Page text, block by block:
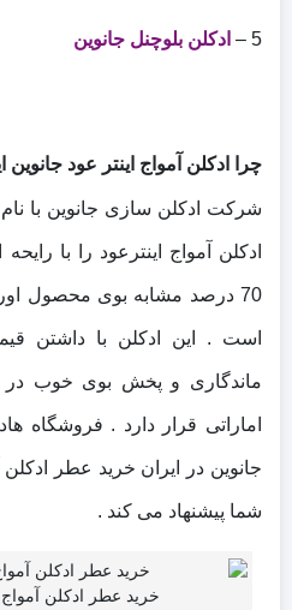
5 – ادکلن بلوچنل جانوین
چرا ادکلن آمواج اینتر عود جانوین
شرکت ادکلن سازی جانوین با
ادکلن آمواج اینترعود را با رایحه
70 درصد مشابه بوی محصول
است . این ادکلن با داشتن
ماندگاری و پخش بوی خوب در
اماراتی قرار دارد . فروشگاه
جانوین در ایران خرید عطر ادکلن
شما پیشنهاد می کند .
خرید عطر ادکلن آمواج